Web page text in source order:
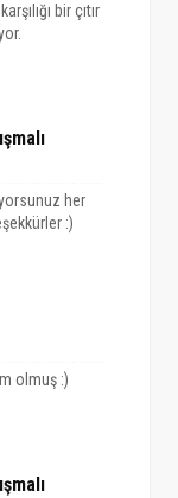
bir çıtır
her
:)
olmuş :)